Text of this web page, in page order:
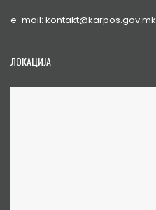
e-mail: kontakt@karpos.gov.mk
ЛОКАЦИЈА